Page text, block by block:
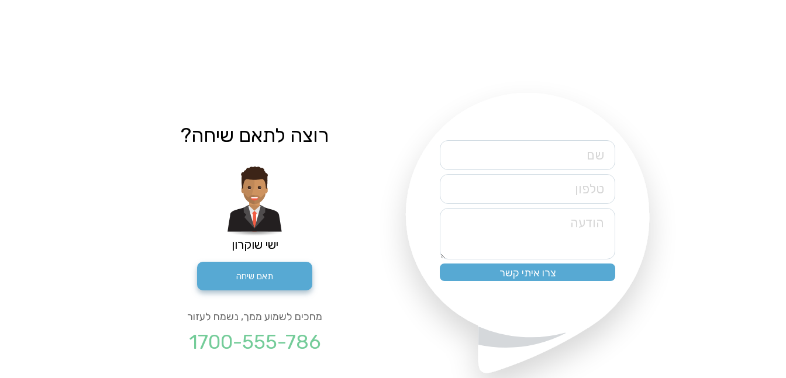
שם
טלפון
הודעה
רוצה לתאם שיחה?
ישי שוקרון
תאם שיחה
מחכים לשמוע ממך, נשמח לעזור
1700-555-786